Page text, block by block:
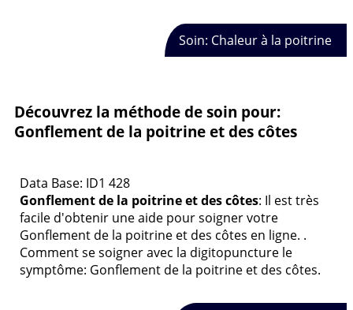
Soin: Chaleur à la poitrine
Découvrez la méthode de soin pour:
Gonflement de la poitrine et des côtes
Data Base: ID1 428
Gonflement de la poitrine et des côtes: Il est très
facile d'obtenir une aide pour soigner votre
Gonflement de la poitrine et des côtes en ligne. .
Comment se soigner avec la digitopuncture le
symptôme: Gonflement de la poitrine et des côtes.